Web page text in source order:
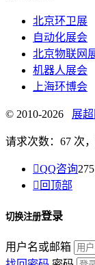
北京环卫展
自动化展会
北京物联网
机器人展会
上海环博会
© 2010-2026 展超
请求次数：67 次
QQ咨询
 回顶部
切换注册登录
用户名或邮箱